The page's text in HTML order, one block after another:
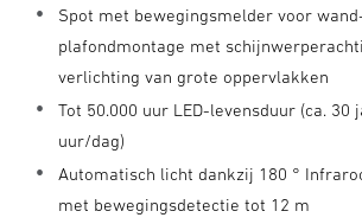
Spot met bewegingsmelder voor
plafondmontage met
verlichting van grote oppervlakken
Tot 50.000 uur LED-levensduur (ca. 30
uur/dag)
Automatisch licht dankzij 180 °
met bewegingsdetectie tot 12 m